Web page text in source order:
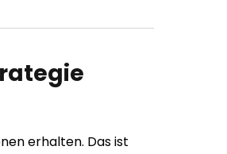
erhalten. Das ist